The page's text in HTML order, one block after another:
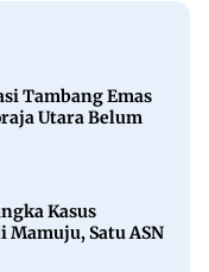
Tambang Emas
Utara Belum
Kasus
Mamuju, Satu ASN